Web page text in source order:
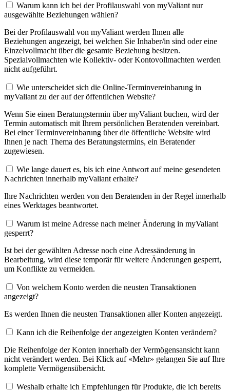
Warum kann ich bei der Profilauswahl von myValiant nur
ausgewählte Beziehungen wählen?
Bei der Profilauswahl von myValiant werden Ihnen alle
Beziehungen angezeigt, bei welchen Sie Inhaber/in sind oder eine
Einzelvollmacht über die gesamte Beziehung besitzen.
Spezialvollmachten wie Kollektiv- oder Kontovollmachten werden
nicht aufgeführt.
Wie unterscheidet sich die Online-Terminvereinbarung in
myValiant zu der auf der öffentlichen Website?
Wenn Sie einen Beratungstermin über myValiant buchen, wird der
Termin automatisch mit Ihrem persönlichen Beratenden vereinbart.
Bei einer Terminvereinbarung über die öffentliche Website wird
Ihnen je nach Thema des Beratungstermins, ein Beratender
zugewiesen.
Wie lange dauert es, bis ich eine Antwort auf meine gesendeten
Nachrichten innerhalb myValiant erhalte?
Ihre Nachrichten werden von den Beratenden in der Regel innerhalb
eines Werktages beantwortet.
Warum ist meine Adresse nach meiner Änderung in myValiant
gesperrt?
Ist bei der gewählten Adresse noch eine Adressänderung in
Bearbeitung, wird diese temporär für weitere Änderungen gesperrt,
um Konflikte zu vermeiden.
Von welchem Konto werden die neusten Transaktionen
angezeigt?
Es werden Ihnen die neusten Transaktionen aller Konten angezeigt.
Kann ich die Reihenfolge der angezeigten Konten verändern?
Die Reihenfolge der Konten innerhalb der Vermögensansicht kann
nicht verändert werden. Bei Klick auf «Mehr» gelangen Sie auf Ihre
komplette Vermögensübersicht.
Weshalb erhalte ich Empfehlungen für Produkte, die ich bereits